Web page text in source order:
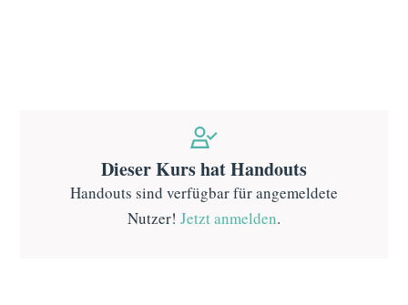
Dieser Kurs hat Handouts
Handouts sind verfügbar für angemeldete
Nutzer! Jetzt anmelden.